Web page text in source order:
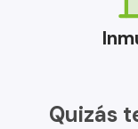
Quizás